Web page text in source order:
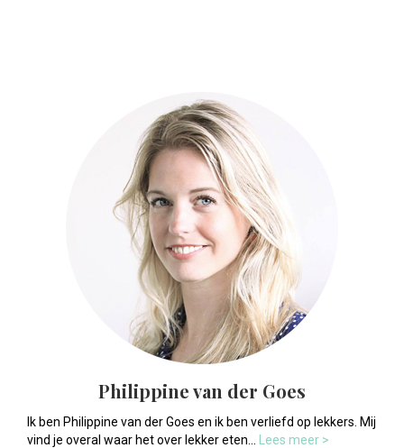
Philippine van der Goes
Ik ben Philippine van der Goes en ik ben verliefd op lekkers. Mij
vind je overal waar het over lekker eten... Lees meer >